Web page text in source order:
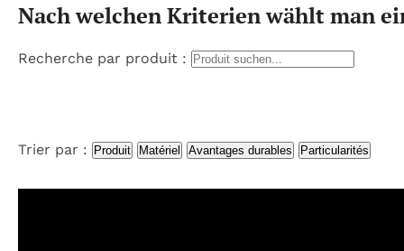
Nach welchen Kriterien wählt man
Recherche par produit :
Trier par : Produit Matériel Avantages durables Particularités